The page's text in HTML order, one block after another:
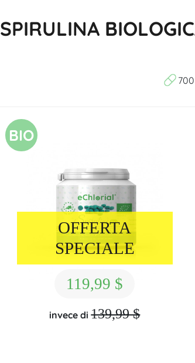
SPIRULINA
700
BIO
OFFERTA
SPECIALE
119,99 $
invece di139,99 $